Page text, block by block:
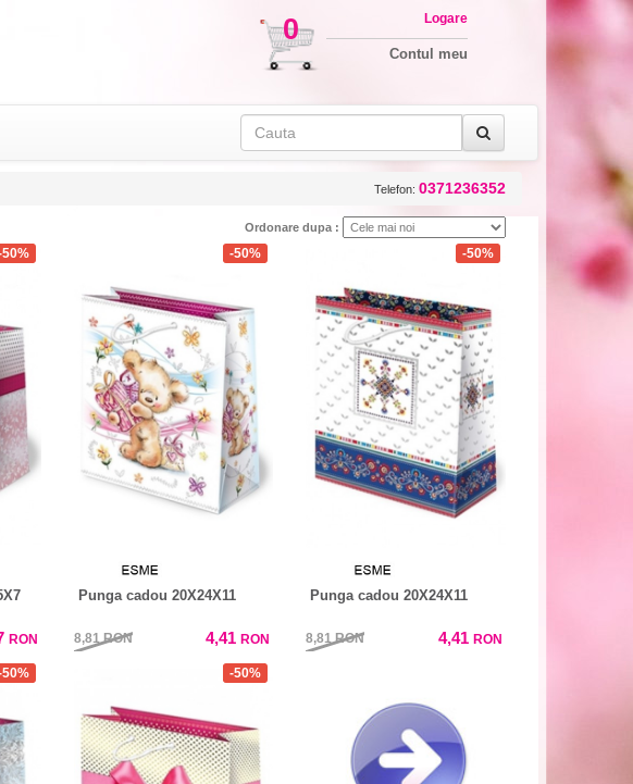
0 Logare
Contul meu
Telefon: 0371236352
Ordonare dupa :
50%
RON
-50%
Punga cadou 20X24X11
8,81RON 4,41RON
-50%
Punga cadou 20X24X11
8,81RON 4,41 RON
50% -50%